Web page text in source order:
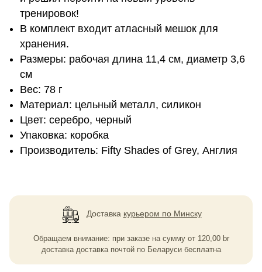
тренировок!
В комплект входит атласный мешок для
хранения.
Размеры: рабочая длина 11,4 см, диаметр 3,6
см
Вес: 78 г
Материал: цельный металл, силикон
Цвет: серебро, черный
Упаковка: коробка
Производитель: Fifty Shades of Grey, Англия
Доставка курьером по Минску
Обращаем внимание: при заказе на сумму от 120,00 br
доставка доставка почтой по Беларуси бесплатна